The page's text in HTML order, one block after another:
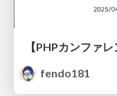
fendo181